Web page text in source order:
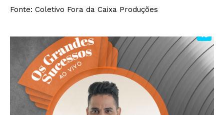
Fonte: Coletivo Fora da Caixa Produções